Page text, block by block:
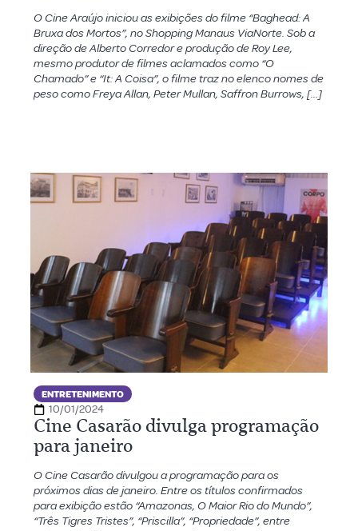
O Cine Araújo iniciou as exibições do filme “Baghead: A
Bruxa dos Mortos”, no Shopping Manaus ViaNorte. Sob a
direção de Alberto Corredor e produção de Roy Lee,
mesmo produtor de filmes aclamados como “O
Chamado” e “It: A Coisa”, o filme traz no elenco nomes de
peso como Freya Allan, Peter Mullan, Saffron Burrows, […]
ENTRETENIMENTO
10/01/2024
Cine Casarão divulga programação
para janeiro
O Cine Casarão divulgou a programação para os
próximos dias de janeiro. Entre os títulos confirmados
para exibição estão “Amazonas, O Maior Rio do Mundo”,
“Três Tigres Tristes”, “Priscilla”, “Propriedade”, entre